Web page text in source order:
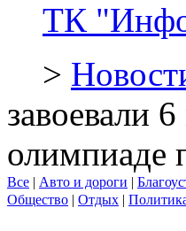
ТК
>
завоевали
олимпиаде
Все | Авто и дороги |
Общество | Отдых |